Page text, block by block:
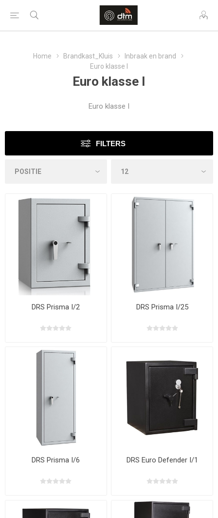
Home Brandkast_Kluis
Inbraak en brand
Euro klasse I
Euro klasse I
Euro klasse I
FILTERS
DRS Prisma I/2 DRS Prisma I/25
DRS Prisma I/6 DRS Euro Defender I/1